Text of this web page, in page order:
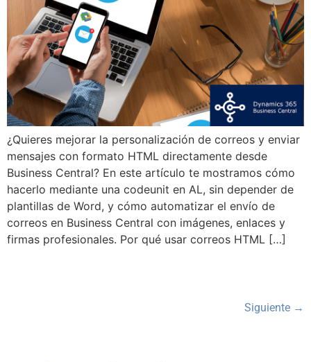
¿Quieres mejorar la personalización de correos y enviar
mensajes con formato HTML directamente desde
Business Central? En este artículo te mostramos cómo
hacerlo mediante una codeunit en AL, sin depender de
plantillas de Word, y cómo automatizar el envío de
correos en Business Central con imágenes, enlaces y
firmas profesionales. Por qué usar correos HTML […]
Siguiente →